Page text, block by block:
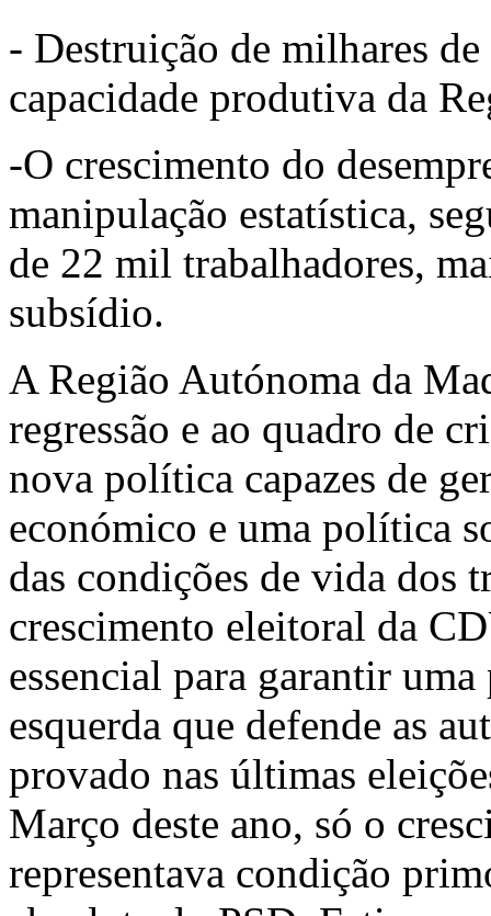
- Destruição de milhares
capacidade produtiva da
-O crescimento do
manipulação estatística,
de 22 mil trabalhadores,
subsídio.
A Região Autónoma da
regressão e ao quadro de
nova política capazes de
económico e uma política
das condições de vida dos
crescimento eleitoral da
essencial para garantir
esquerda que defende as
provado nas últimas
Março deste ano, só o
representava condição